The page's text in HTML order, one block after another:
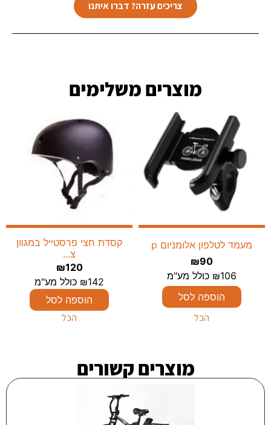
צריכים עזרה? דברו איתנו
מוצרים משלימים​
מעמד לטלפון אלומניום p
₪90
₪106
כולל מע"מ
הוספה לסל
הכל
קסדת חצי פרסטייל במגוון
צ...
₪120
₪142
כולל מע"מ
הוספה לסל
הכל
מוצרים קשורים